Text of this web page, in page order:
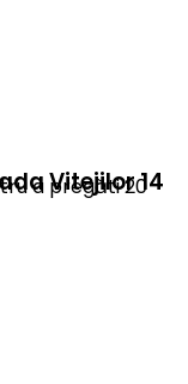
a pregăti 20
Vitejilor 14